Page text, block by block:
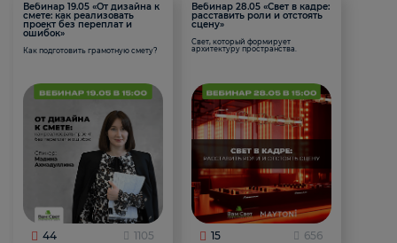
Вебинар 19.05 «От дизайна к
смете: как реализовать
проект без переплат и
ошибок»
Как подготовить грамотную смету?
44 1105
Вебинар 28.05 «Свет в кадре:
расставить роли и отстоять
сцену»
Свет, который формирует
архитектуру пространства.
15 656